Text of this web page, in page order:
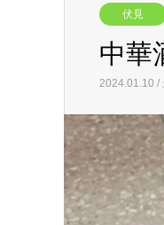
伏見
中華
2024.01.10 /